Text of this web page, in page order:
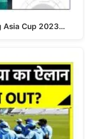
Asia Cup 2023…